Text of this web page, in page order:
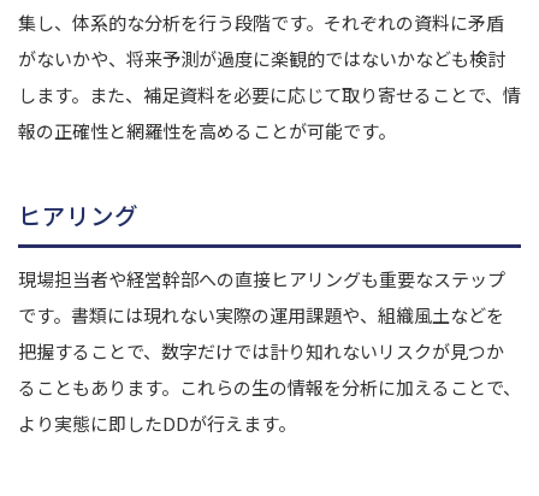
集し、体系的な分析を行う段階です。それぞれの資料に矛盾
がないかや、将来予測が過度に楽観的ではないかなども検討
します。また、補足資料を必要に応じて取り寄せることで、情
報の正確性と網羅性を高めることが可能です。
ヒアリング
現場担当者や経営幹部への直接ヒアリングも重要なステップ
です。書類には現れない実際の運用課題や、組織風土などを
把握することで、数字だけでは計り知れないリスクが見つか
ることもあります。これらの生の情報を分析に加えることで、
より実態に即したDDが行えます。